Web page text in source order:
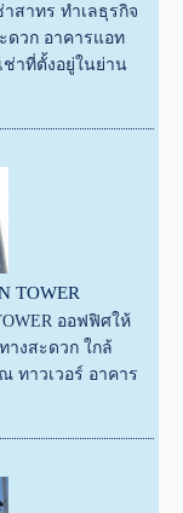
สาทร ทำเลธุรกิจ
ดวก อาคารแอท
ช่าที่ตั้งอยู่ในย่าน
TOWER
ออฟฟิศให้
างสะดวก ใกล้
ทาวเวอร์ อาคาร